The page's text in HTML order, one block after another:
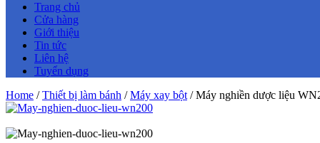
Trang chủ
Cửa hàng
Giới thiệu
Tin tức
Liên hệ
Tuyển dụng
Home /Thiết bị làm bánh /Máy xay bột/ Máy nghiền dược liệu